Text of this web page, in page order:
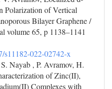
Polarization of Vertical
Bilayer Graphene /
volume 65, p 1138–1141
s11182-022-02742-x
Nayab , P. Avramov, H.
of Zinc(II),
Complexes with